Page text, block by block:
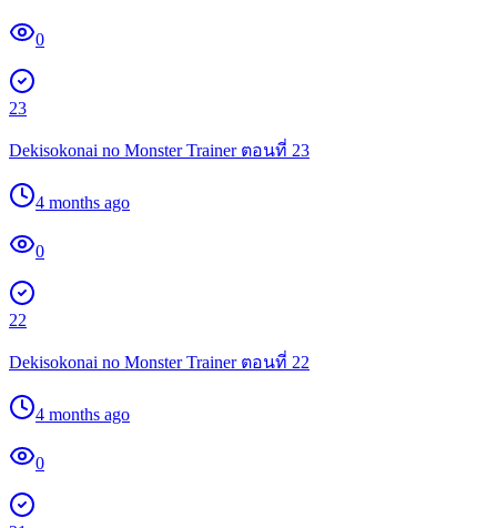
0
23
Dekisokonai no Monster Trainer ตอนที่ 23
4 months ago
0
22
Dekisokonai no Monster Trainer ตอนที่ 22
4 months ago
0